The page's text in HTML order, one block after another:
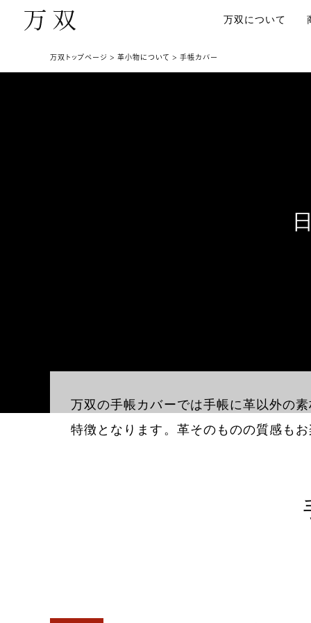
万双について
万双トップページ 革小物について 手帳カバー
万双の手帳カバーでは手帳に革以外の
特徴となります。革そのものの質感も